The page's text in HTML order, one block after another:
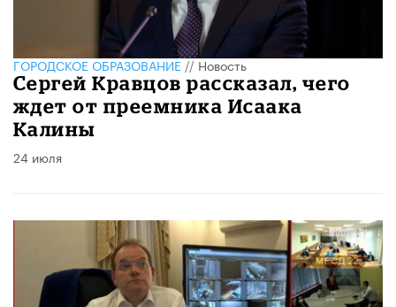
ГОРОДСКОЕ ОБРАЗОВАНИЕ//Новость
Сергей Кравцов рассказал, чего
ждет от преемника Исаака
Калины
24 июля